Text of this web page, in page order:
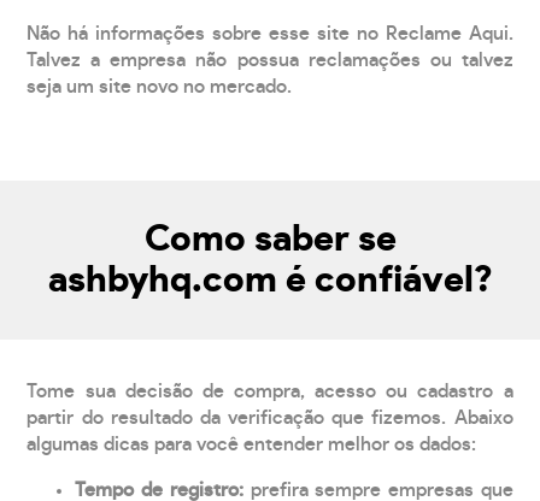
Não há informações sobre esse site no Reclame Aqui.
Talvez a empresa não possua reclamações ou talvez
seja um site novo no mercado.
Como saber se
ashbyhq.com é confiável?
Tome sua decisão de compra, acesso ou cadastro a
partir do resultado da verificação que fizemos. Abaixo
algumas dicas para você entender melhor os dados:
Tempo de registro: prefira sempre empresas que